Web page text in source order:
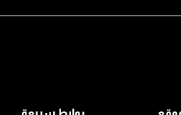
روابط سريعة